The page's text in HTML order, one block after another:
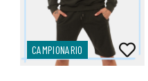
CAMPIONARIO